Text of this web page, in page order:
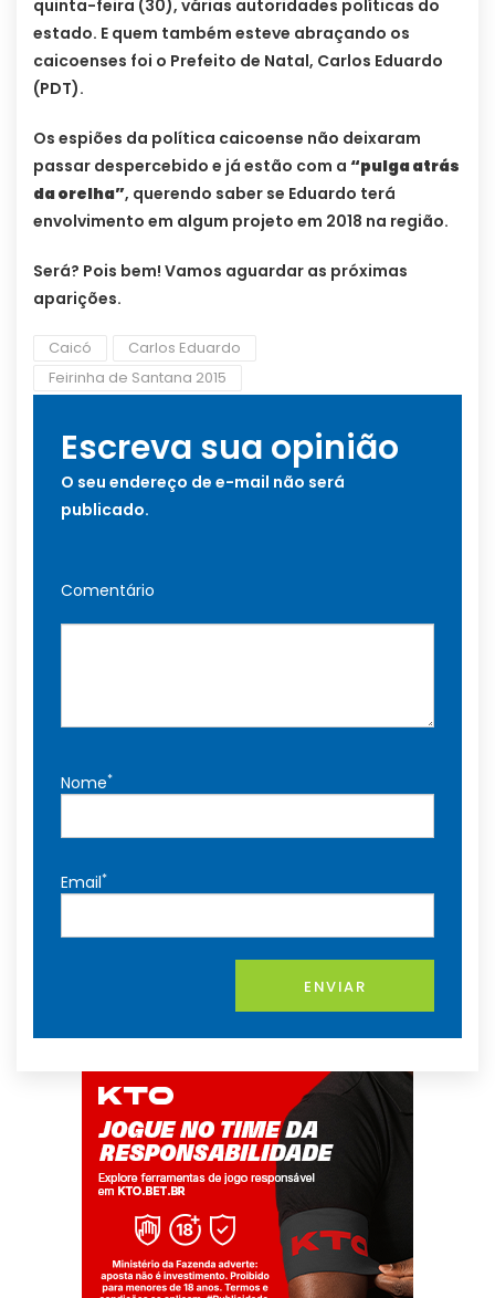
quinta-feira (30), várias autoridades políticas do
estado. E quem também esteve abraçando os
caicoenses foi o Prefeito de Natal, Carlos Eduardo
(PDT).
Os espiões da política caicoense não deixaram
passar despercebido e já estão com a “pulga atrás
da orelha”, querendo saber se Eduardo terá
envolvimento em algum projeto em 2018 na região.
Será? Pois bem! Vamos aguardar as próximas
aparições.
Caicó
Carlos Eduardo
Feirinha de Santana 2015
Escreva sua opinião
O seu endereço de e-mail não será
publicado.
Comentário
Nome*
Email*
ENVIAR